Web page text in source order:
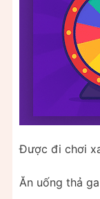
Được đi chơi
Ăn uống thả ga